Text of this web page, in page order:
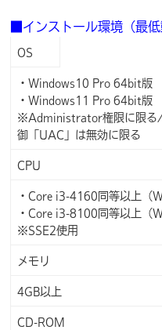
■インストール環境（最低
OS
・Windows10 Pro 64bit版
・Windows11 Pro 64bit版
※Administrator権限に限る/
御「UAC」は無効に限る
CPU
・Core i3-4160同等以上（
・Core i3-8100同等以上（
※SSE2使用
メモリ
4GB以上
CD-ROM